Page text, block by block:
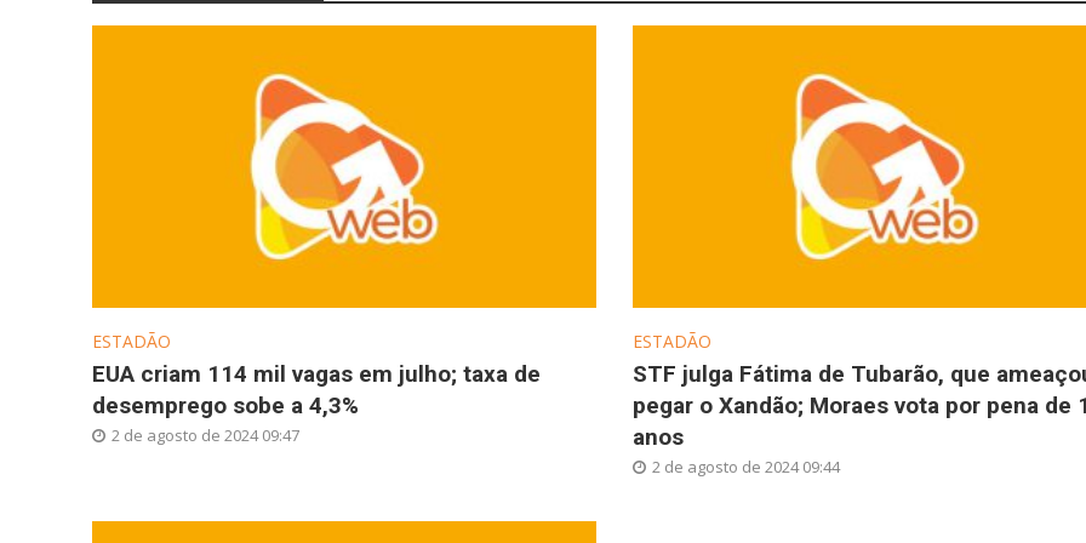
ESTADÃO
EUA criam 114 mil vagas em julho; taxa de
desemprego sobe a 4,3%
2 de agosto de 2024 09:47
ESTADÃO
STF julga Fátima de Tubarão, que
pegar o Xandão; Moraes vota por pena de
anos
2 de agosto de 2024 09:44